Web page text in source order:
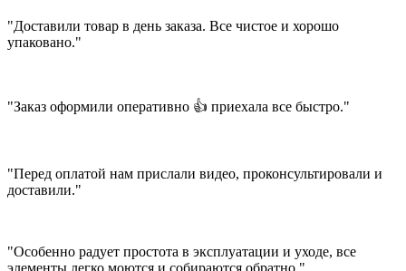
"Доставили товар в день заказа. Все чистое и хорошо
упаковано."
"Заказ оформили оперативно 👍 приехала все быстро."
"Перед оплатой нам прислали видео, проконсультировали и
доставили."
"Особенно радует простота в эксплуатации и уходе, все